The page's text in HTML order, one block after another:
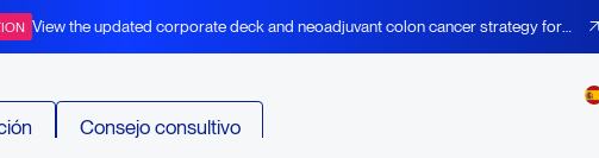
View the updated corporate deck and neoadjuvant colon cancer strategy for
Consejo consultivo